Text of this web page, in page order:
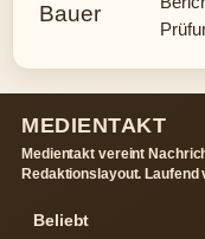
MEDIENTAKT
Medientakt vereint
Redaktionslayout.
Beliebt